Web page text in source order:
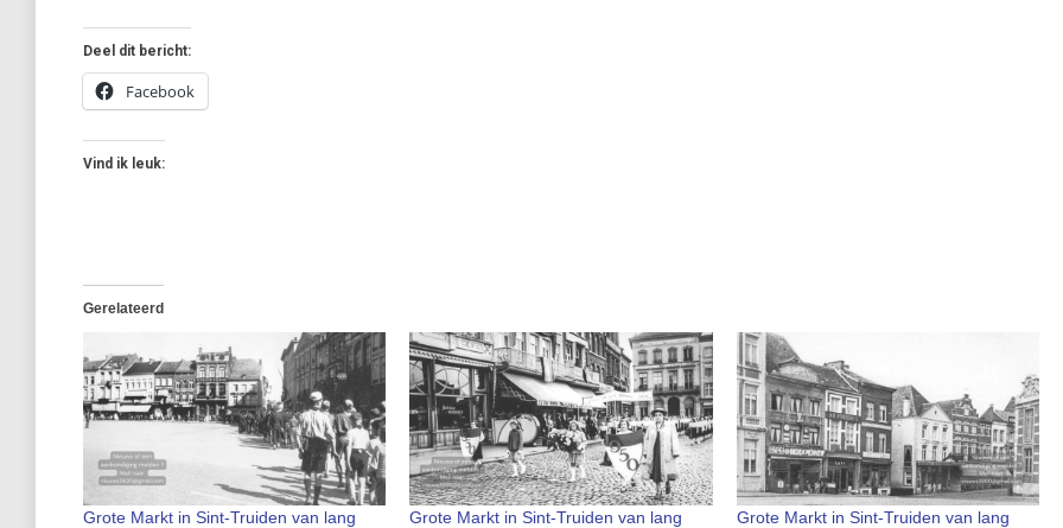
Deel dit bericht:
Facebook
Vind ik leuk:
Gerelateerd
Grote Markt in Sint-Truiden van lang
Grote Markt in Sint-Truiden van lang
Grote Markt in Sint-Truiden van lang